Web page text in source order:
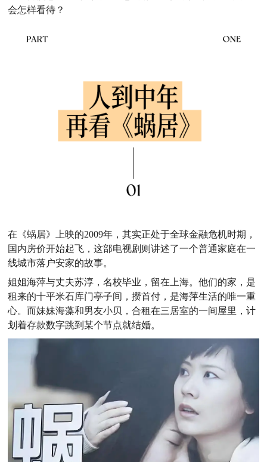
会怎样看待？
在《蜗居》上映的2009年，其实正处于全球金融危机时期，
国内房价开始起飞，这部电视剧则讲述了一个普通家庭在一
线城市落户安家的故事。
姐姐海萍与丈夫苏淳，名校毕业，留在上海。他们的家，是
租来的十平米石库门亭子间，攒首付，是海萍生活的唯一重
心。而妹妹海藻和男友小贝，合租在三居室的一间屋里，计
划着存款数字跳到某个节点就结婚。